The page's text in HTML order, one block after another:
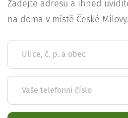
Zadejte adresu a ihned
na doma v místě České Milovy.
Ulice, č. p. a obec
Vaše telefonní číslo